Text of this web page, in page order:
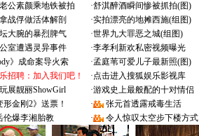
公素颜乘地铁被拍 ·舒淇醉酒瞬间惨被抓拍(图)
战俘做活体解剖 ·实拍漂亮的地摊西施(组图)
大腕的暴烈脾气 ·世界九大罪恶之城(组图)
室遭遇灵异事件 ·李孝利新欢私密视频曝光
》成命案导火索 ·孟庭苇可爱儿子最新照(图)
招聘：加入我们吧！ ·点击进入搜狐娱乐影视库
展靓丽ShowGirl ·游戏史上最般配的十对情侣
形金刚2》送票！ ·
张元首透露戒毒生活
伦爆李湘胎教 · 令人惊叹太空步下楼方式